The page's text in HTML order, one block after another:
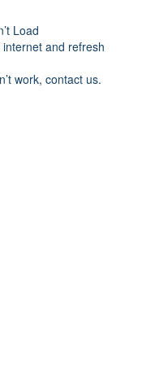
Load
and refresh
work, contact us.